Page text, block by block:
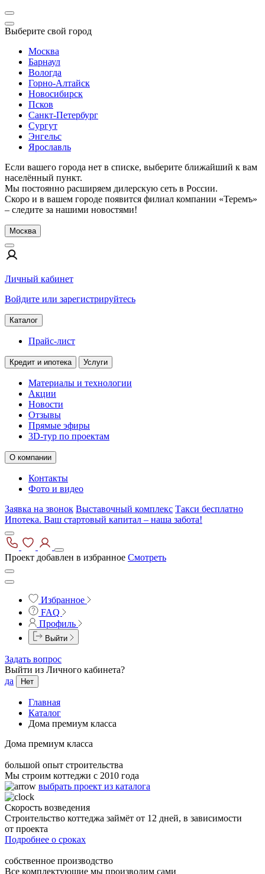
Выберите свой город
Москва
Барнаул
Вологда
Горно-Алтайск
Новосибирск
Псков
Санкт-Петербург
Сургут
Энгельс
Ярославль
Если вашего города нет в списке, выберите ближайший к вам
населённый пункт.
Мы постоянно расширяем дилерскую сеть в России.
Скоро и в вашем городе появится филиал компании «Теремъ»
– следите за нашими новостями!
Москва
Личный кабинет
Войдите или зарегистрируйтесь
Каталог
Прайс-лист
Кредит и ипотека Услуги
Материалы и технологии
Акции
Новости
Отзывы
Прямые эфиры
3D-тур по проектам
О компании
Контакты
Фото и видео
Заявка на звонок Выставочный комплекс Такси бесплатно
Ипотека. Ваш стартовый капитал – наша забота!
Проект добавлен в избранное Смотреть
Избранное
FAQ
Профиль
Выйти
Задать вопрос
Выйти из Личного кабинета?
да
Нет
Главная
Каталог
Дома премиум класса
Дома премиум класса
большой опыт строительства
Мы строим коттеджи с 2010 года
выбрать проект из каталога
Скорость возведения
Строительство коттеджа займёт от 12 дней, в зависимости
от проекта
Подробнее о сроках
собственное производство
Все комплектующие мы производим сами